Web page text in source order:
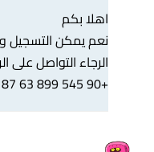
اهلا بكم
نعم يمكن التسجيل
الرجاء التواصل على
+90 545 899 63 87